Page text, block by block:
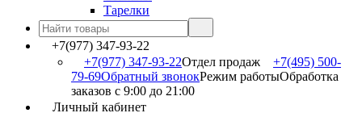
Тарелки
+7(977) 347-93-22
+7(977) 347-93-22Отдел продаж
+7(495) 500-
79-69Обратный звонокРежим работыОбработка
заказов с 9:00 до 21:00
Личный кабинет